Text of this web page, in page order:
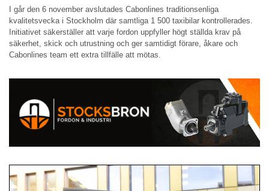
I går den 6 november avslutades Cabonlines traditionsenliga
kvalitetsvecka i Stockholm där samtliga 1 500 taxibilar kontrollerades.
Initiativet säkerställer att varje fordon uppfyller högt ställda krav på
säkerhet, skick och utrustning och ger samtidigt förare, åkare och
Cabonlines team ett extra tillfälle att mötas.